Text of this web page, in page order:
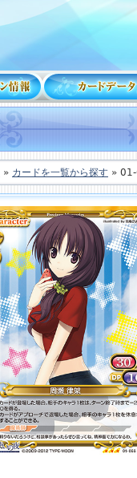
» カードを一覧から探す »